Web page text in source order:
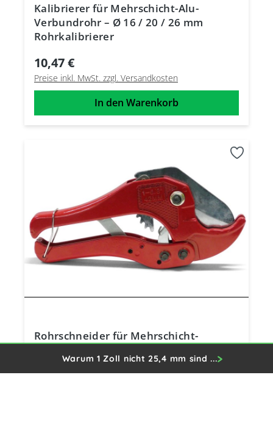
Warum 1 Zoll nicht 25,4 mm sind ...
Kalibrierer für Mehrschicht-Alu-
Verbundrohr – Ø 16 / 20 / 26 mm
Rohrkalibrierer
10,47 €
Preise inkl. MwSt. zzgl. Versandkosten
In den Warenkorb
Rohrschneider für Mehrschicht-